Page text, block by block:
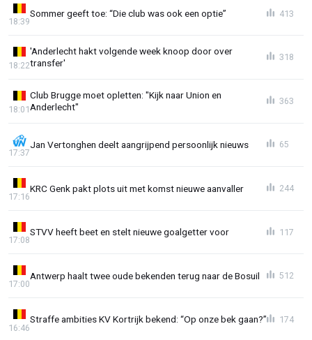
Sommer geeft toe: “Die club was ook een optie”
18:39
413
'Anderlecht hakt volgende week knoop door over
transfer'
18:22
318
Club Brugge moet opletten: "Kijk naar Union en
Anderlecht"
18:01
363
Jan Vertonghen deelt aangrijpend persoonlijk nieuws
17:37
65
KRC Genk pakt plots uit met komst nieuwe aanvaller
17:16
244
STVV heeft beet en stelt nieuwe goalgetter voor
17:08
117
Antwerp haalt twee oude bekenden terug naar de Bosuil
17:00
512
Straffe ambities KV Kortrijk bekend: “Op onze bek gaan?”
16:46
174